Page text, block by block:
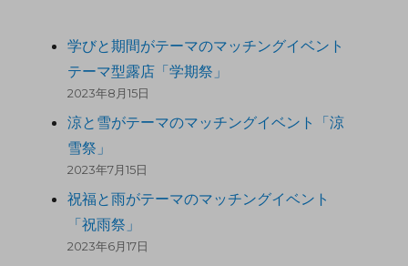
学びと期間がテーマのマッチングイベント
テーマ型露店「学期祭」
2023年8月15日
涼と雪がテーマのマッチングイベント「涼
雪祭」
2023年7月15日
祝福と雨がテーマのマッチングイベント
「祝雨祭」
2023年6月17日